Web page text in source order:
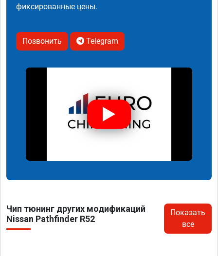
фиксированные цены.
Позвонить Telegram
Чип тюнинг других модификаций
Nissan Pathfinder R52
Показать
все